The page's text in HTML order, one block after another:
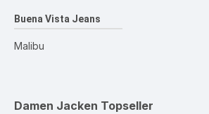
Buena Vista Jeans
Malibu
Damen Jacken Topseller